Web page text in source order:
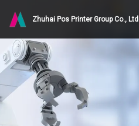
Zhuhai Pos Printer Group Co., Ltd